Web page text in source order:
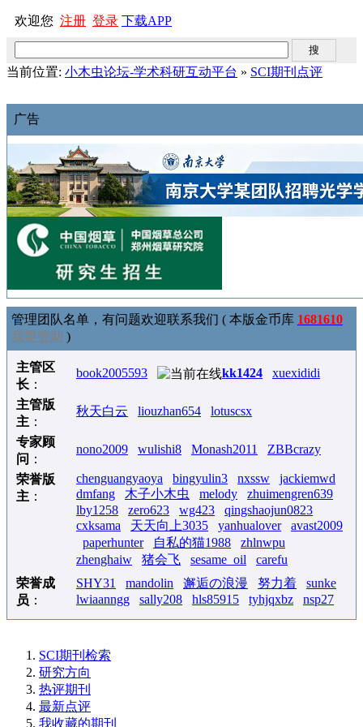
欢迎您 注册 登录 下载APP
当前位置: 小木虫论坛-学术科研互动平台 » SCI期刊点评
广告
管理团队名单，有问题欢迎联系我们 ( 本版金币库 1681610
我要赞助 )
主管区
长 ：
book2005593 kk1424 xuexididi
主管版
主 ：
秋天白云 liouzhan654 lotuscsx
专家顾
问 ：
nono2009 wulishi8 Monash2011 ZBBcrazy
荣誉版
主 ：
chenguangyaoya bingyulin3 nxssw
jackiemwd
dmfang
木子小木虫 melody
zhuimengren639
lby1258
zero623 wg423
qingshaojun0823
cxksama
天天向上3035 yanhualover
avast2009
paperhunter
自私的猫1988
zhlnwpu
zhenghaiw
猪会飞 sesame_oil
carefu
荣誉成
员 ：
SHY31 mandolin 邂逅の浪漫 努力着
sunke
lwiaanngg
sally208 hls85915 tyhjqxbz nsp27
SCI期刊检索
研究方向
热评期刊
最新点评
我收藏的期刊